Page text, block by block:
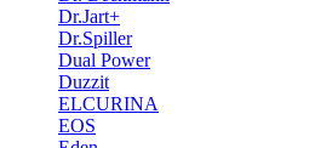
Dr.Jart+
Dr.Spiller
Dual Power
Duzzit
ELCURINA
EOS